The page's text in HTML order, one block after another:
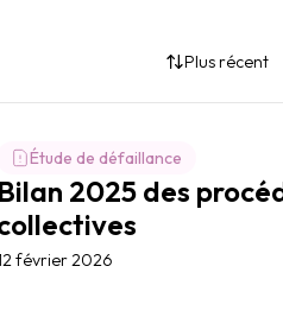
Plus récent
Étude de défaillance
Bilan 2025 des
février 2026